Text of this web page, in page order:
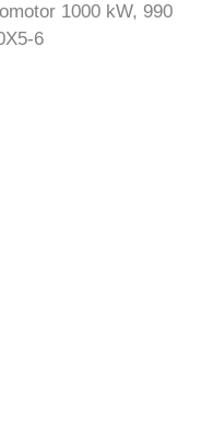
1000 kW, 990
6